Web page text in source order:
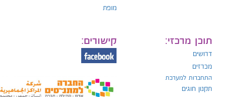
מופת
תוכן מרכזי:
דרושים
מכרזים
התחברות למערכת
תקנון חוגים
קישורים: